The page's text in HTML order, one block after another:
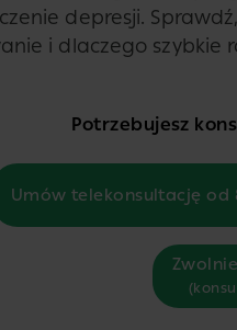
depresji.
i dlaczego szybkie
Potrzebujesz
Umów telekonsultację od